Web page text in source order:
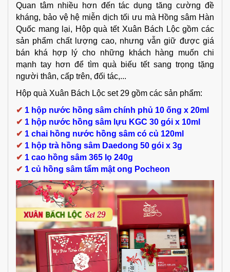
Quan tâm nhiều hơn đến tác dụng tăng cường đề
kháng, bảo vệ hệ miễn dịch tối ưu mà Hồng sâm Hàn
Quốc mang lại, Hộp quà tết Xuân Bách Lộc gồm các
sản phẩm chất lượng cao, nhưng vẫn giữ được giá
bán khá hợp lý cho những khách hàng muốn chi
mạnh tay hơn để tìm quà biếu tết sang trọng tặng
người thân, cấp trên, đối tác,...
Hộp quà Xuân Bách Lộc set 29 gồm các sản phẩm:
✔ 1 hộp nước hồng sâm chính phủ 10 ống x 20ml
✔ 1 hộp nước hồng sâm lựu KGC 30 gói x 10ml
✔ 1 chai hồng nước hồng sâm có củ 120ml
✔ 1 hộp trà hồng sâm Daedong 50 gói x 3g
✔ 1 cao hồng sâm 365 lọ 240g
✔ 1 củ hồng sâm tẩm mật ong Pocheon